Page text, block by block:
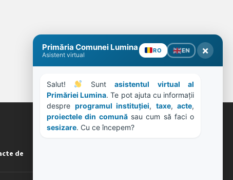
de
ORE DE LUCRU
Primăria Comunei Lumina RO EN ×
Salut! Sunt asistentul virtual al
Primăriei Lumina
. Te pot ajuta cu informații
despre programul instituției, taxe, acte ,
proiectele din comună
sau cum să faci o
sesizare. Cu ce începem?